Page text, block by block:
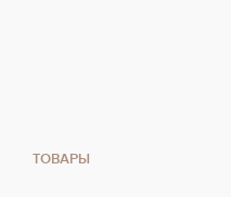
ТОВАРЫ